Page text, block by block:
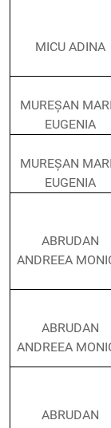
MICU ADINA
MUREȘAN
EUGENIA
MUREȘAN
EUGENIA
ABRUDAN
ANDREEA
ABRUDAN
ANDREEA
ABRUDAN